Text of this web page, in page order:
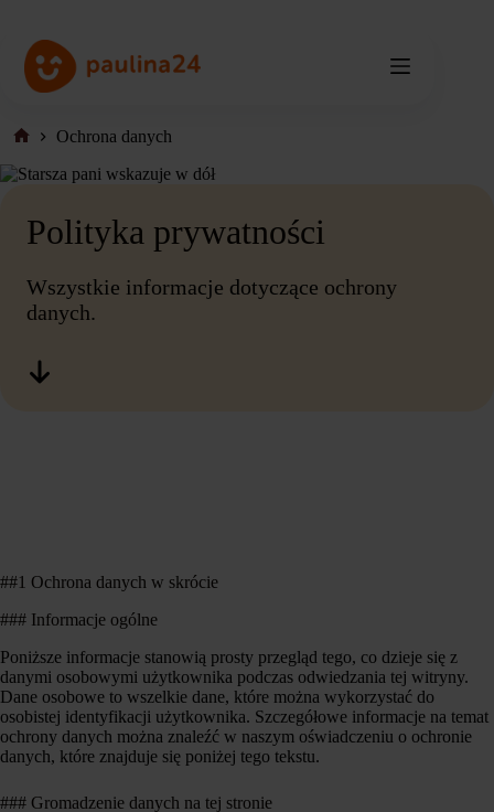
treści
główna
Ochrona danych
Polityka prywatności
Wszystkie informacje dotyczące ochrony
danych.
##1 Ochrona danych w skrócie
### Informacje ogólne
Poniższe informacje stanowią prosty przegląd tego, co dzieje się z
danymi osobowymi użytkownika podczas odwiedzania tej witryny.
Dane osobowe to wszelkie dane, które można wykorzystać do
osobistej identyfikacji użytkownika. Szczegółowe informacje na temat
ochrony danych można znaleźć w naszym oświadczeniu o ochronie
danych, które znajduje się poniżej tego tekstu.
### Gromadzenie danych na tej stronie